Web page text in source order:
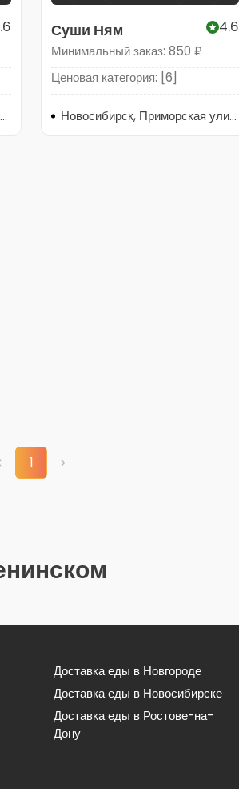
Новосибирская область, Бердск, 2-я Линейная улица, 5/2к2
Суши Ням 4.6
Минимальный заказ: 850 ₽
Ценовая категория: [6]
Новосибирск, Приморская улица, 30А
1
Доставка еды в Новгороде
Доставка еды в Новосибирске
Доставка еды в Ростове-на-
Дону